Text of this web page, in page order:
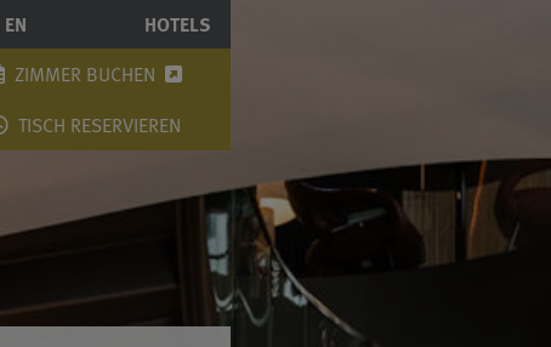
EN
HOTELS
ZIMMER BUCHEN
TISCH RESERVIEREN